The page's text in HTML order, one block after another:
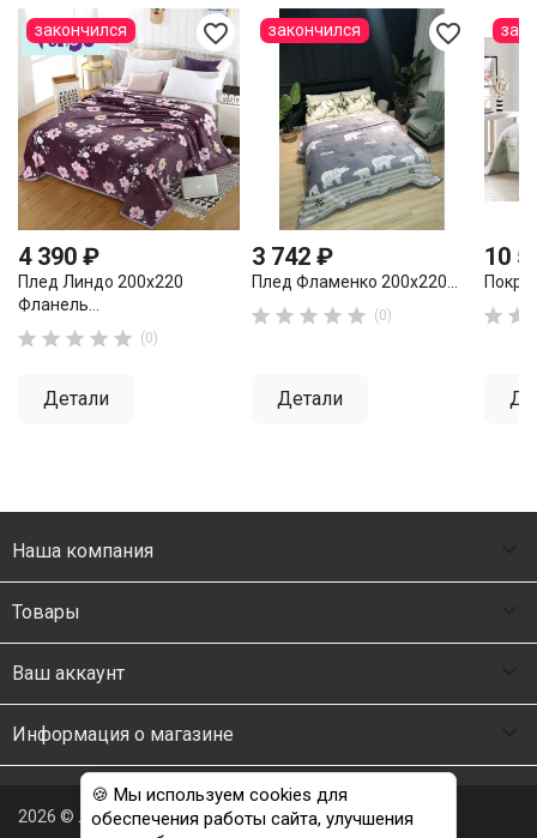
favorite_border
4 390 ₽
Плед Линдо 200х220
Фланель...
     (0)
Детали
закончился favorite_border
3 742 ₽
Плед Фламенко 200х220...
     (0)
Детали
закончился
10
 
Наша компания
Товары
Ваш аккаунт
Информация о магазине
2026 © Люкс Постель
🍪 Мы используем cookies для
обеспечения работы сайта, улучшения